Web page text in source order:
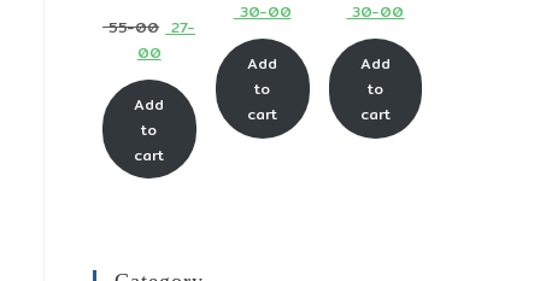
55-00 Original
was:
₹ 55-
00.
27-
00Current
price
is:
₹ 27-
00.
Add
to
cart
price
was:
₹ 65-
00.
30-00Current
price
is:
₹ 30-
00.
Add
to
cart
price
was:
₹ 65-
00.
30-00Current
price
is:
₹ 30-
00.
Add
to
cart